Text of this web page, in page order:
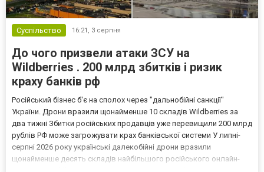
Суспільство 16:21, 3 серпня
До чого призвели атаки ЗСУ на
Wildberries . 200 млрд збитків і ризик
краху банків рф
Російський бізнес б'є на сполох через "дальнобійні санкції"
України. Дрони вразили щонайменше 10 складів Wildberries за
два тижні Збитки російських продавців уже перевищили 200 млрд
рублів РФ може загрожувати крах банківської системи У липні-
серпні 2026 року українські далекобійні дрони вразили
щонайменше десять складів найбільшого російського онлайн-